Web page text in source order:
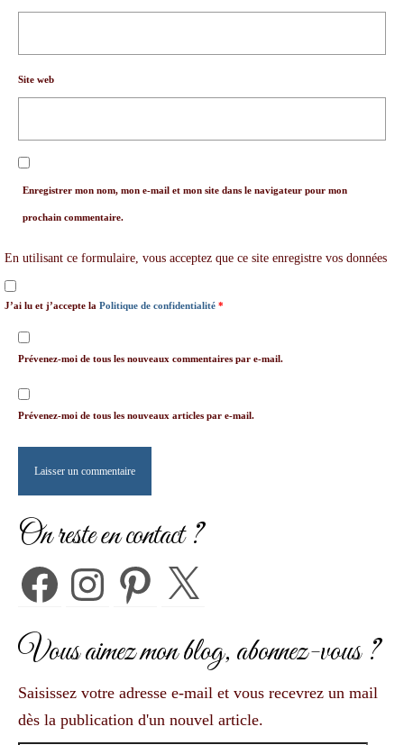
Site web
Enregistrer mon nom, mon e-mail et mon site dans le navigateur pour mon
prochain commentaire.
En utilisant ce formulaire, vous acceptez que ce site enregistre vos données
J’ai lu et j’accepte la Politique de confidentialité *
Prévenez-moi de tous les nouveaux commentaires par e-mail.
Prévenez-moi de tous les nouveaux articles par e-mail.
On reste en contact ?
FacebookInstagramPinterest X
Vous aimez mon blog, abonnez-vous ?
Saisissez votre adresse e-mail et vous recevrez un mail
dès la publication d'un nouvel article.